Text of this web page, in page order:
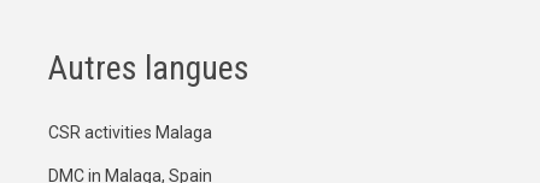
Autres langues
CSR activities Malaga
DMC in Malaga, Spain